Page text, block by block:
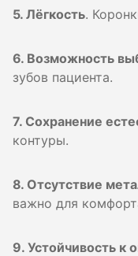
5. Лёгкость.
6. Возможность
зубов пациента.
7. Сохранение
контуры.
8. Отсутствие
важно для
9. Устойчивость к